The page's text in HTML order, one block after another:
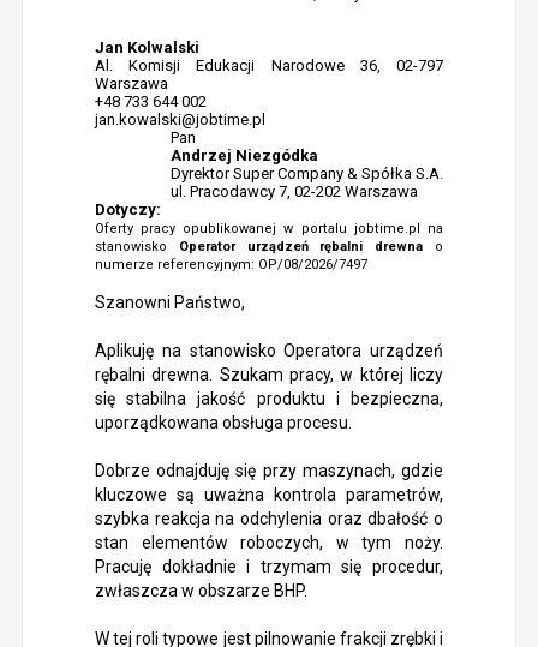
Jan Kolwalski
Al. Komisji Edukacji Narodowe 36, 02-797
Warszawa
+48 733 644 002
jan.kowalski@jobtime.pl
Pan
Andrzej Niezgódka
Dyrektor Super Company & Spółka S.A.
ul. Pracodawcy 7, 02-202 Warszawa
Dotyczy:
Oferty pracy opublikowanej w portalu jobtime.pl na
stanowisko Operator urządzeń rębalni drewna o
numerze referencyjnym: OP/08/2026/7497
Szanowni Państwo,
Aplikuję na stanowisko Operatora urządzeń
rębalni drewna. Szukam pracy, w której liczy
się stabilna jakość produktu i bezpieczna,
uporządkowana obsługa procesu.
Dobrze odnajduję się przy maszynach, gdzie
kluczowe są uważna kontrola parametrów,
szybka reakcja na odchylenia oraz dbałość o
stan elementów roboczych, w tym noży.
Pracuję dokładnie i trzymam się procedur,
zwłaszcza w obszarze BHP.
W tej roli typowe jest pilnowanie frakcji zrębki i